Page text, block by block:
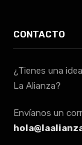
CONTACTO
¿Tienes una
La Alianza?
Envíanos un